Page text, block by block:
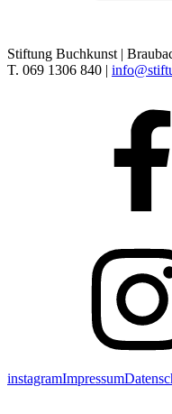
Stiftung Buchkunst |
T. 069 1306 840 |
instagramImpressum